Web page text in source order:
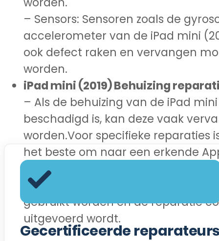
– Sensors: Sensoren zoals de
accelerometer van de iPad mini
ook defect raken en vervangen
worden.
iPad mini (2019) Behuizing
– Als de behuizing van de iPad
beschadigd is, kan deze vaak
worden.Voor specifieke reparaties
het beste om naar een erkende
een gecertificeerde
om ervoor te zorgen dat originele
gebruikt worden en de reparatie
uitgevoerd wordt.
Gecertificeerde